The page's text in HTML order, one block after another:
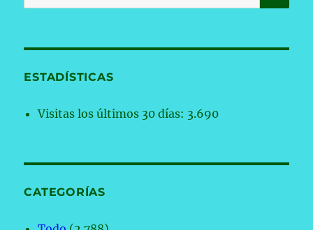
por:
ESTADÍSTICAS
Visitas los últimos 30 días: 3.690
CATEGORÍAS